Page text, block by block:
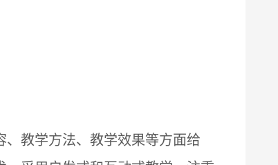
教学方法、教学效果等方面给